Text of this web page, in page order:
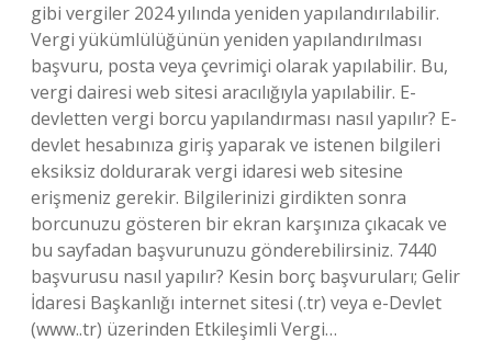
gibi vergiler 2024 yılında yeniden yapılandırılabilir.
Vergi yükümlülüğünün yeniden yapılandırılması
başvuru, posta veya çevrimiçi olarak yapılabilir. Bu,
vergi dairesi web sitesi aracılığıyla yapılabilir. E-
devletten vergi borcu yapılandırması nasıl yapılır? E-
devlet hesabınıza giriş yaparak ve istenen bilgileri
eksiksiz doldurarak vergi idaresi web sitesine
erişmeniz gerekir. Bilgilerinizi girdikten sonra
borcunuzu gösteren bir ekran karşınıza çıkacak ve
bu sayfadan başvurunuzu gönderebilirsiniz. 7440
başvurusu nasıl yapılır? Kesin borç başvuruları; Gelir
İdaresi Başkanlığı internet sitesi (.tr) veya e-Devlet
(www..tr) üzerinden Etkileşimli Vergi…